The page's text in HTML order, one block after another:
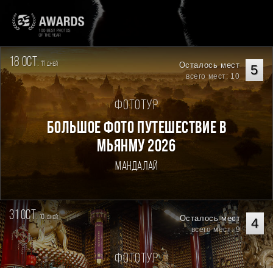
18 oct. 11 дней 5
Осталось мест
всего мест: 10
Фототур
Большое фото путешествие в
Мьянму 2026
Мандалай
31 oct.10дней 4
Осталось мест
всего мест: 9
Фототур